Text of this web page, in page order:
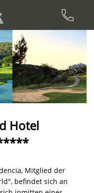
Next
Hotel
Mitglied der
befindet sich an